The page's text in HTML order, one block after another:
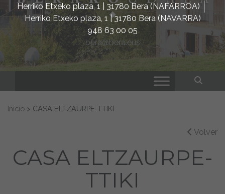
Herriko Etxeko plaza, 1 | 31780 Bera (NAFARROA)
Herriko Etxeko plaza, 1 | 31780 Bera (NAVARRA)
948 63 00 05
bera@bera.eus
Buscar:
Inicio > CASA ELTZAURPE-TTIKI
Volver
CASA ELTZAURPE-
TTIKI